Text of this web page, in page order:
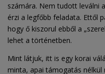
számára. Nem tudott leválni
érzi a legfőbb feladata. Ettől
hogy ő kiszorul ebből a
lehet a történetben.
Mint látjuk, itt is egy korai
minta, apai támogatás nélkül